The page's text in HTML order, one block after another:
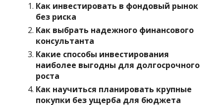
Как инвестировать в фондовый рынок
без риска
Как выбрать надежного финансового
консультанта
Какие способы инвестирования
наиболее выгодны для долгосрочного
роста
Как научиться планировать крупные
покупки без ущерба для бюджета